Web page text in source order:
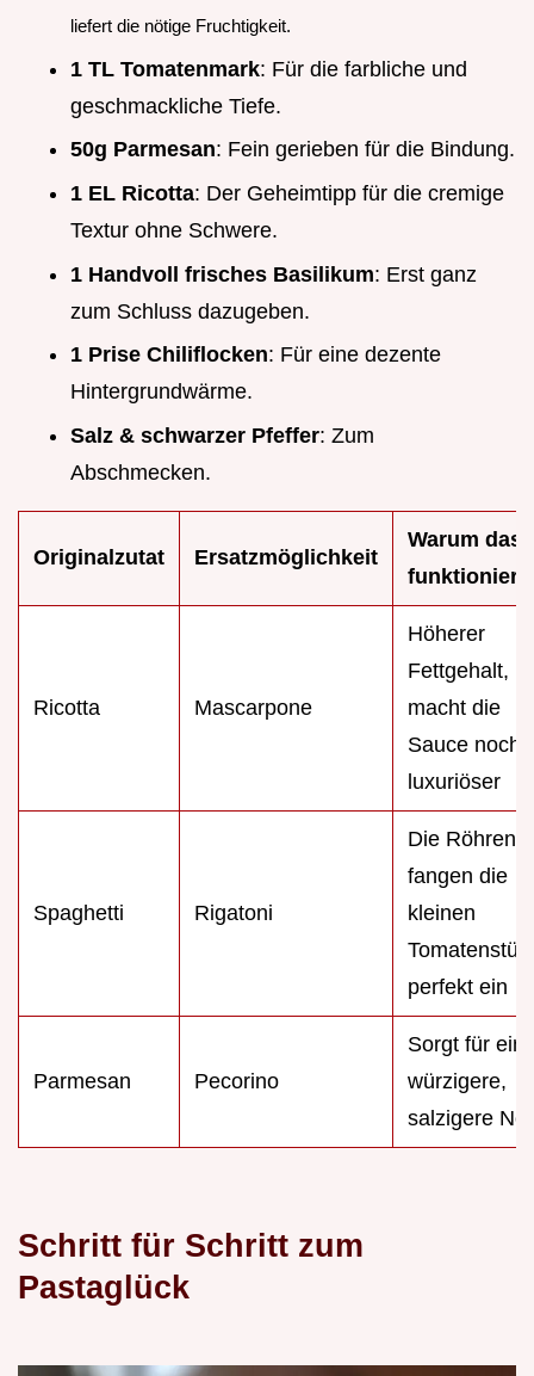
liefert die nötige Fruchtigkeit.
1 TL Tomatenmark: Für die farbliche und
geschmackliche Tiefe.
50g Parmesan: Fein gerieben für die Bindung.
1 EL Ricotta: Der Geheimtipp für die cremige
Textur ohne Schwere.
1 Handvoll frisches Basilikum: Erst ganz
zum Schluss dazugeben.
1 Prise Chiliflocken: Für eine dezente
Hintergrundwärme.
Salz & schwarzer Pfeffer: Zum
Abschmecken.
Originalzutat Ersatzmöglichkeit
Warum das
funktioniert
Ricotta Mascarpone
Höherer
Fettgehalt,
macht die
Sauce noch
luxuriöser
Spaghetti Rigatoni
Die Röhren
fangen die
kleinen
perfekt ein
Parmesan Pecorino
Sorgt für
würzigere,
salzigere
Schritt für Schritt zum
Pastaglück